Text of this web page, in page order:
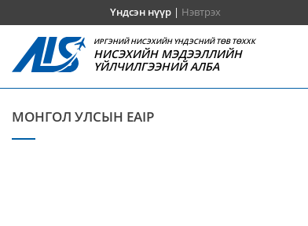
Үндсэн нүүр| Нэвтрэх
ИРГЭНИЙ НИСЭХИЙН ҮНДЭСНИЙ ТӨВ ТӨХХК
НИСЭХИЙН МЭДЭЭЛЛИЙН
ҮЙЛЧИЛГЭЭНИЙ АЛБА
МОНГОЛ УЛСЫН EAIP